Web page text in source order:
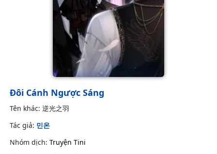
Đôi Cánh Ngược Sáng
Tên khác: 逆光之羽
Tác giả: 민온
Nhóm dịch: Truyện Tini